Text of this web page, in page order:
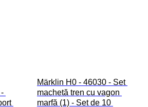
Märklin H0 - 46030 - Set
machetă tren cu vagon
marfă (1) - Set de 10